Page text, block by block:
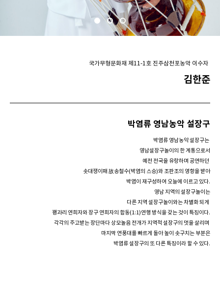
국가무형문화재 제11-1호 진주삼천포농악 이수자
김한준
박염류 영남농악 설장구
박염류 영남농악 설장구는
영남설장구놀이의 한 계통으로서
예전 전국을 유랑하며 공연하던
솟대쟁이패 故송철수(박염의 스승)와 조판조의 영향을 받아
박염이 재구성하여 오늘에 이르고 있다.
영남 지역의 설장구놀이는
다른 지역 설장구놀이와는차별화 되게
꽹과리 연희자와 장구 연희자의 합동(1:1)연행 방식을 갖는 것이 특징이다.
각각의 주고받는 장단마다 상모놀음 전개가지역적 설장구의 멋을 살리며
마지막 연풍대를 빠르게 돌아 높이 솟구치는 부분은
박염류 설장구의 또 다른 특징이라 할 수 있다.